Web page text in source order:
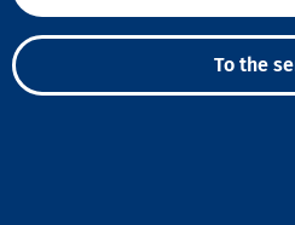
To the